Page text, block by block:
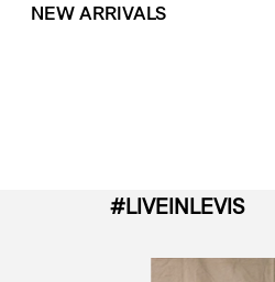
NEW ARRIVALS
#LIVEINLEVIS